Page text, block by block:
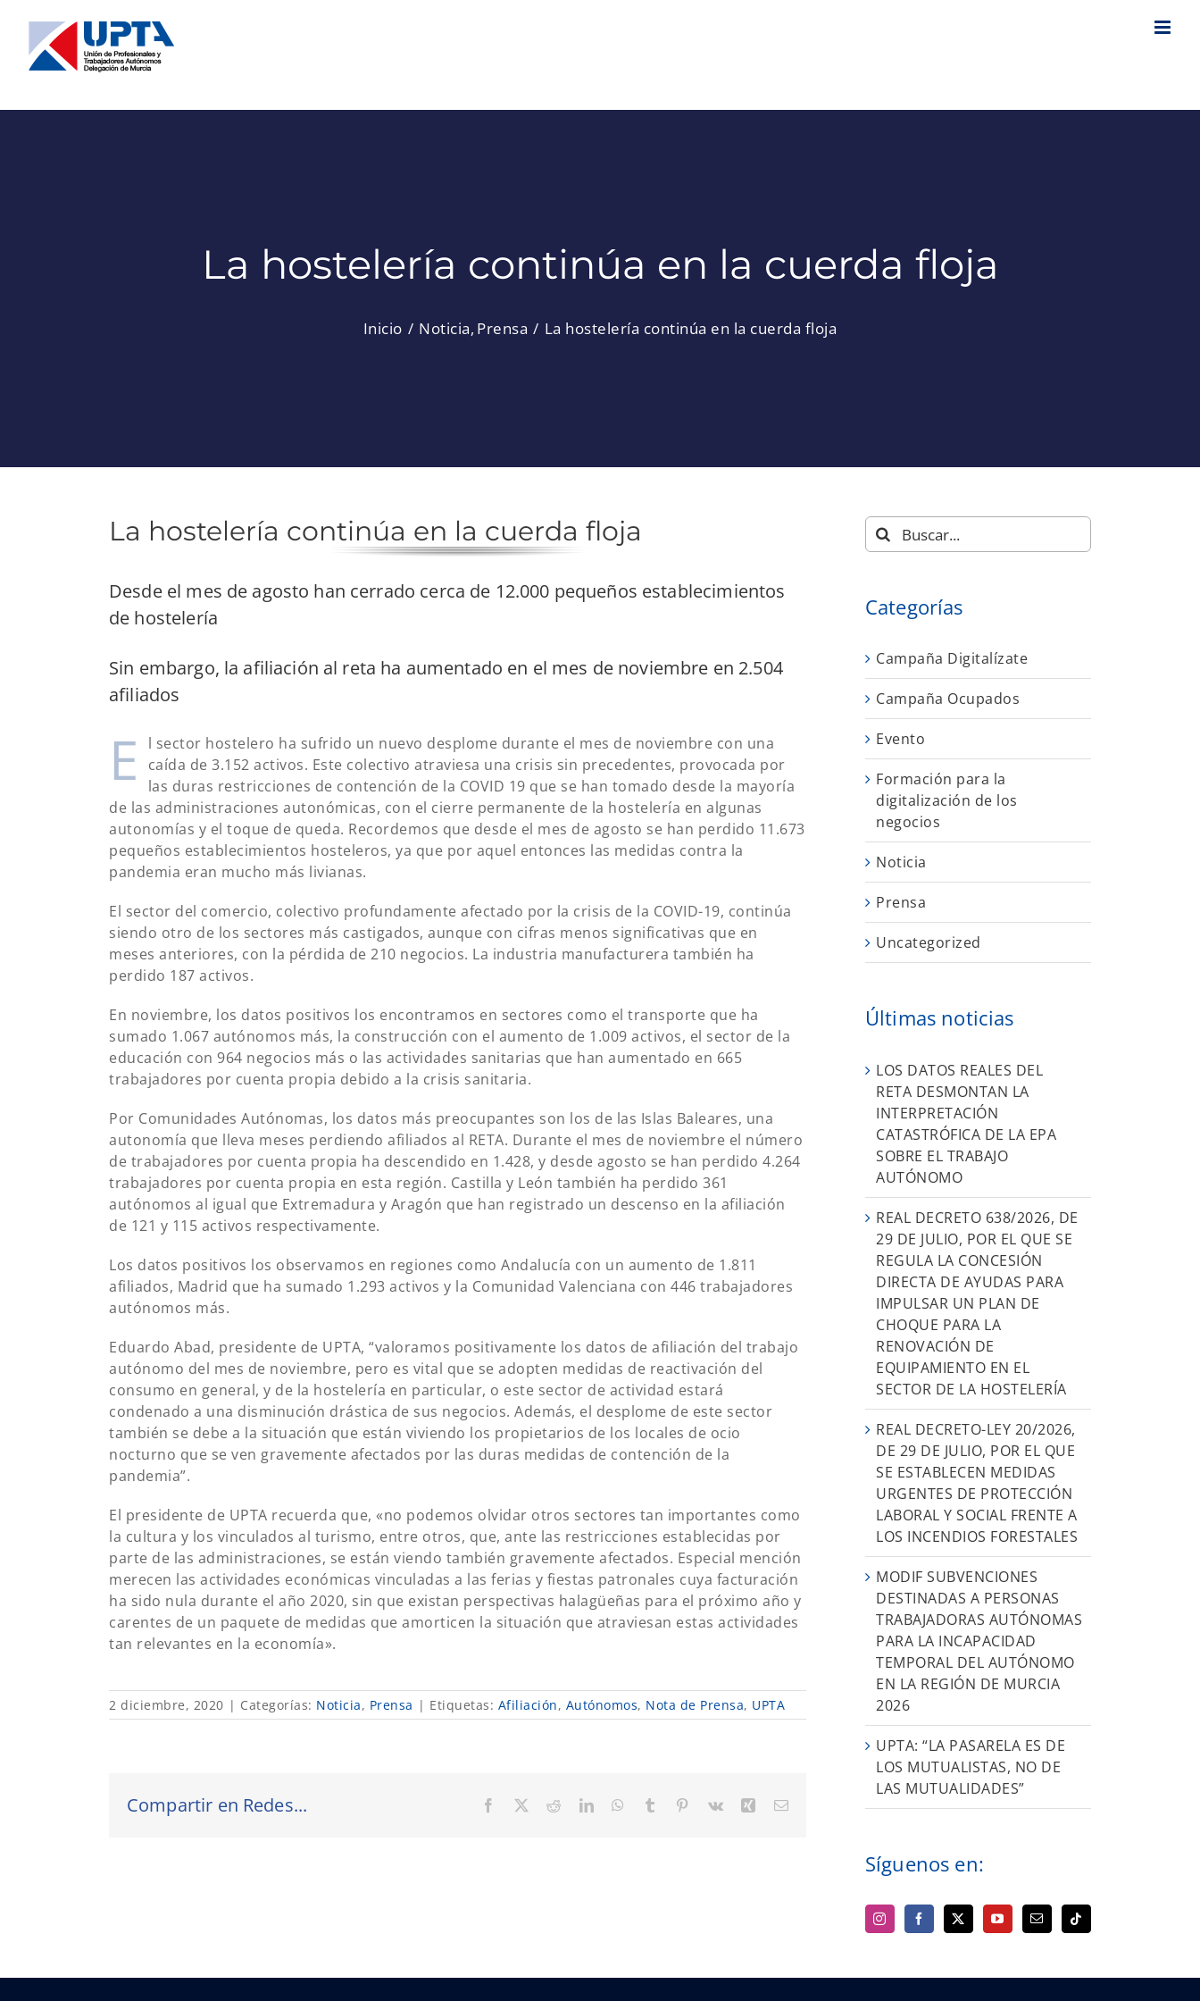
contenido
La hostelería continúa en la cuerda floja
Inicio Noticia Prensa La hostelería continúa en la cuerda floja
La hostelería continúa en la cuerda floja
Desde el mes de agosto han cerrado cerca de 12.000 pequeños establecimientos
de hostelería
Sin embargo, la afiliación al reta ha aumentado en el mes de noviembre en 2.504
afiliados
E
l sector hostelero ha sufrido un nuevo desplome durante el mes de noviembre con una
caída de 3.152 activos. Este colectivo atraviesa una crisis sin precedentes, provocada por
las duras restricciones de contención de la COVID 19 que se han tomado desde la mayoría
de las administraciones autonómicas, con el cierre permanente de la hostelería en algunas
autonomías y el toque de queda. Recordemos que desde el mes de agosto se han perdido 11.673
pequeños establecimientos hosteleros, ya que por aquel entonces las medidas contra la
pandemia eran mucho más livianas.
El sector del comercio, colectivo profundamente afectado por la crisis de la COVID-19, continúa
siendo otro de los sectores más castigados, aunque con cifras menos significativas que en
meses anteriores, con la pérdida de 210 negocios. La industria manufacturera también ha
perdido 187 activos.
En noviembre, los datos positivos los encontramos en sectores como el transporte que ha
sumado 1.067 autónomos más, la construcción con el aumento de 1.009 activos, el sector de la
educación con 964 negocios más o las actividades sanitarias que han aumentado en 665
trabajadores por cuenta propia debido a la crisis sanitaria.
Por Comunidades Autónomas, los datos más preocupantes son los de las Islas Baleares, una
autonomía que lleva meses perdiendo afiliados al RETA. Durante el mes de noviembre el número
de trabajadores por cuenta propia ha descendido en 1.428, y desde agosto se han perdido 4.264
trabajadores por cuenta propia en esta región. Castilla y León también ha perdido 361
autónomos al igual que Extremadura y Aragón que han registrado un descenso en la afiliación
de 121 y 115 activos respectivamente.
Los datos positivos los observamos en regiones como Andalucía con un aumento de 1.811
afiliados, Madrid que ha sumado 1.293 activos y la Comunidad Valenciana con 446 trabajadores
autónomos más.
Eduardo Abad, presidente de UPTA, “valoramos positivamente los datos de afiliación del trabajo
autónomo del mes de noviembre, pero es vital que se adopten medidas de reactivación del
consumo en general, y de la hostelería en particular, o este sector de actividad estará
condenado a una disminución drástica de sus negocios. Además, el desplome de este sector
también se debe a la situación que están viviendo los propietarios de los locales de ocio
nocturno que se ven gravemente afectados por las duras medidas de contención de la
pandemia”.
El presidente de UPTA recuerda que, «no podemos olvidar otros sectores tan importantes como
la cultura y los vinculados al turismo, entre otros, que, ante las restricciones establecidas por
parte de las administraciones, se están viendo también gravemente afectados. Especial mención
merecen las actividades económicas vinculadas a las ferias y fiestas patronales cuya facturación
ha sido nula durante el año 2020, sin que existan perspectivas halagüeñas para el próximo año y
carentes de un paquete de medidas que amorticen la situación que atraviesan estas actividades
tan relevantes en la economía».
2 diciembre, 2020 | Categorías: Noticia, Prensa | Etiquetas: Afiliación, Autónomos, Nota de Prensa, UPTA
Compartir en Redes... Facebook RedditLinkedInWhatsApp
Tumblr Pinterest
Vk XingCorreo
Buscar:
Categorías
Campaña Digitalízate
Campaña Ocupados
Evento
Formación para la
digitalización de los
negocios
Noticia
Prensa
Uncategorized
Últimas noticias
LOS DATOS REALES DEL
RETA DESMONTAN LA
INTERPRETACIÓN
CATASTRÓFICA DE LA EPA
SOBRE EL TRABAJO
AUTÓNOMO
REAL DECRETO 638/2026, DE
29 DE JULIO, POR EL QUE SE
REGULA LA CONCESIÓN
DIRECTA DE AYUDAS PARA
IMPULSAR UN PLAN DE
CHOQUE PARA LA
RENOVACIÓN DE
EQUIPAMIENTO EN EL
SECTOR DE LA HOSTELERÍA
REAL DECRETO-LEY 20/2026,
DE 29 DE JULIO, POR EL QUE
SE ESTABLECEN MEDIDAS
URGENTES DE PROTECCIÓN
LABORAL Y SOCIAL FRENTE A
LOS INCENDIOS FORESTALES
MODIF SUBVENCIONES
DESTINADAS A PERSONAS
TRABAJADORAS AUTÓNOMAS
PARA LA INCAPACIDAD
TEMPORAL DEL AUTÓNOMO
EN LA REGIÓN DE MURCIA
2026
UPTA: “LA PASARELA ES DE
LOS MUTUALISTAS, NO DE
LAS MUTUALIDADES”
Síguenos en: